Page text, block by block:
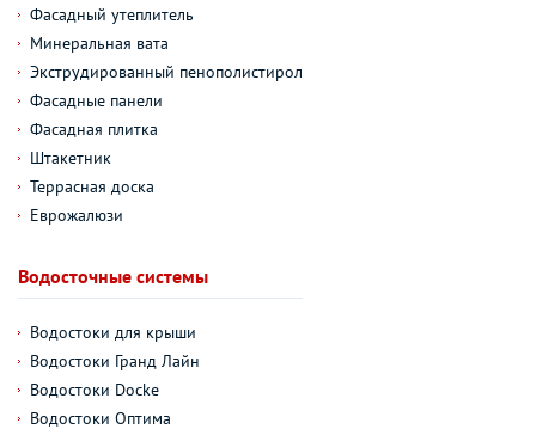
Фасадный утеплитель
Минеральная вата
Экструдированный пенополистирол
Фасадные панели
Фасадная плитка
Штакетник
Террасная доска
Еврожалюзи
Водосточные системы
Водостоки для крыши
Водостоки Гранд Лайн
Водостоки Docke
Водостоки Оптима